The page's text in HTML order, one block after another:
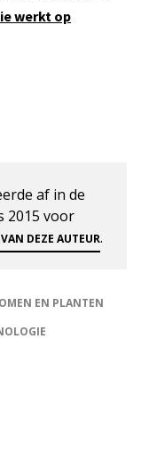
werkt op
af in de
2015 voor
DEZE AUTEUR.
EN PLANTEN